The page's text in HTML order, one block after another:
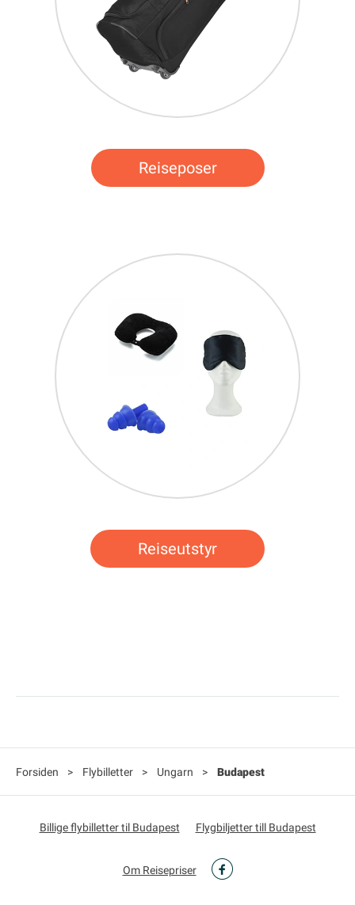
Reiseposer
Reiseutstyr
Forsiden > Flybilletter > Ungarn > Budapest
Billige flybilletter til Budapest Flygbiljetter till Budapest
Om Reisepriser